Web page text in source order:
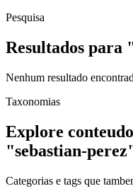
Pesquisa
Resultados para
Nenhum resultado
Taxonomias
Explore
"sebastian-perez
Categorias e tags que